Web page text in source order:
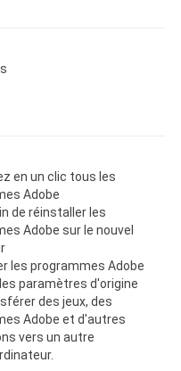
en un clic tous les
Adobe
de réinstaller les
Adobe sur le nouvel
les programmes Adobe
paramètres d'origine
des jeux, des
Adobe et d'autres
vers un autre